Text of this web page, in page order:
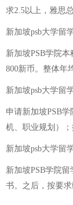
求2.5以上，雅思
新加坡psb大学留
新加坡PSB学院
800新币。整体年
新加坡psb大学留
申请新加坡PSB
机、职业规划）
新加坡psb大学留
新加坡PSB学院
书。之后，按要